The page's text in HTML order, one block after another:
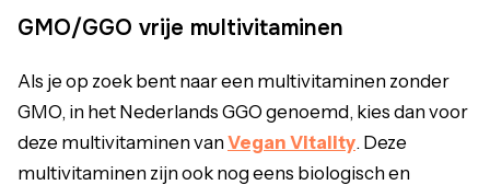
GMO/GGO vrije multivitaminen
Als je op zoek bent naar een multivitaminen zonder
GMO, in het Nederlands GGO genoemd, kies dan voor
deze multivitaminen vanVegan Vitality. Deze
multivitaminen zijn ook nog eens biologisch en